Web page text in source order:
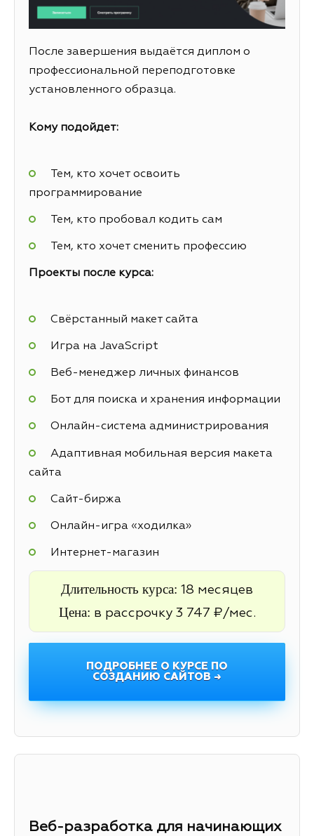
После завершения выдаётся диплом о
профессиональной переподготовке
установленного образца.
Кому подойдет:
Тем, кто хочет освоить
программирование
Тем, кто пробовал кодить сам
Тем, кто хочет сменить профессию
Проекты после курса:
Свёрстанный макет сайта
Игра на JavaScript
Веб-менеджер личных финансов
Бот для поиска и хранения информации
Онлайн-система администрирования
Адаптивная мобильная версия макета
сайта
Cайт-биржа
Онлайн-игра «ходилка»
Интернет-магазин
Длительность курса: 18 месяцев
Цена: в рассрочку 3 747 ₽/мес.
ПОДРОБНЕЕ О КУРСЕ ПО
СОЗДАНИЮ САЙТОВ →
Веб-разработка для начинающих